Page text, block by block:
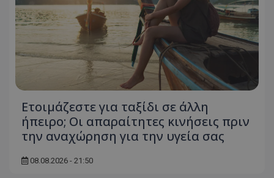
Ετοιμάζεστε για ταξίδι σε άλλη
ήπειρο; Οι απαραίτητες κινήσεις πριν
την αναχώρηση για την υγεία σας
08.08.2026 - 21:50